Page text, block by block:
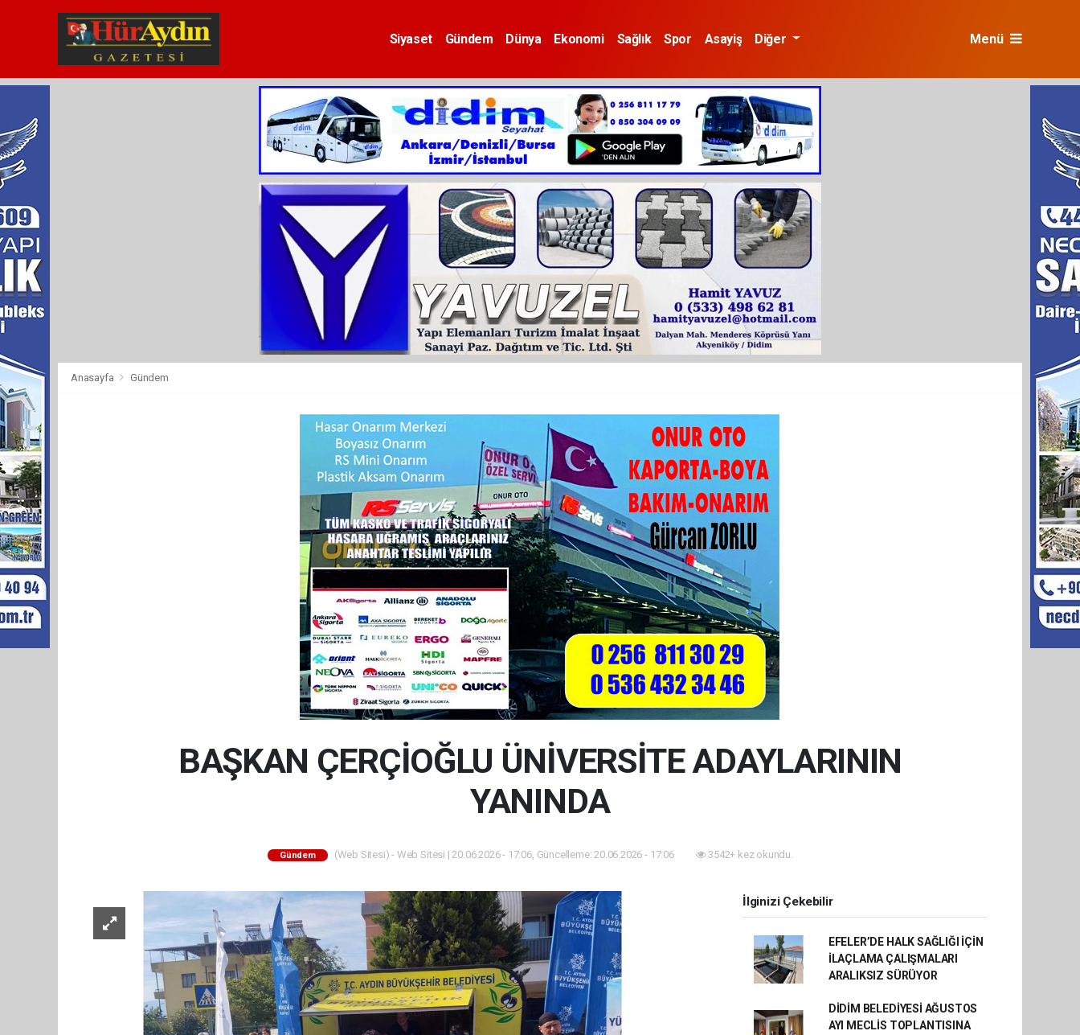
Siyaset Gündem Dünya Ekonomi Sağlık Spor Asayiş Diğer Menü
Anasayfa Gündem
BAŞKAN ÇERÇİOĞLU ÜNİVERSİTE ADAYLARININ
YANINDA
Gündem (Web Sitesi) - Web Sitesi | 20.06.2026 - 17:06, Güncelleme: 20.06.2026 - 17:06 3542+ kez okundu.
İlginizi Çekebilir
EFELER’DE HALK SAĞLIĞI İÇİN
İLAÇLAMA ÇALIŞMALARI
ARALIKSIZ SÜRÜYOR
DİDİM BELEDİYESİ AĞUSTOS
AYI MECLİS TOPLANTISINA